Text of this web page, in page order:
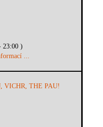
23:00 )
...
VICHR, THE PAU!